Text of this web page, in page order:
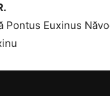
Euxinus